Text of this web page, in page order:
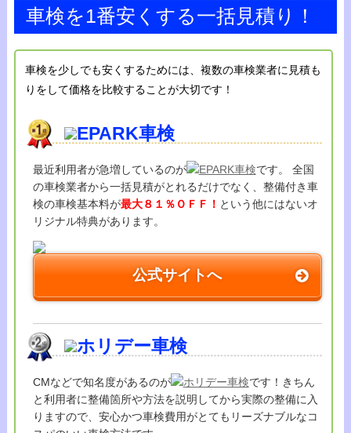
車検を1番安くする一括見積り！
車検を少しでも安くするためには、複数の車検業者に見積も
りをして価格を比較することが大切です！
EPARK車検
最近利用者が急増しているのが EPARK車検です。 全国
の車検業者から一括見積がとれるだけでなく、整備付き車
検の車検基本料が最大８１％ＯＦＦ！ という他にはないオ
リジナル特典があります。
公式サイトへ
ホリデー車検
CMなどで知名度があるのが ホリデー車検です！きちん
と利用者に整備箇所や方法を説明してから実際の整備に入
りますので、安心かつ車検費用がとてもリーズナブルなコ